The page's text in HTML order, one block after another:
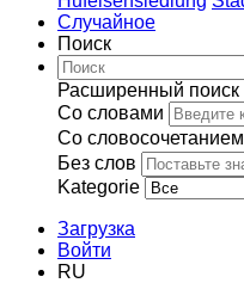
Случайное
Поиск
Расширенный поиск
Со словами
Со словосочетанием
Без слов
Kategorie
Загрузка
Войти
RU